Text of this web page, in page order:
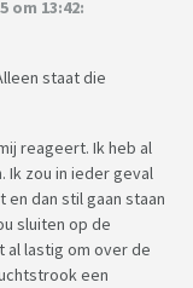
om 13:42:
staat die
reageert. Ik heb al
Ik zou in ieder geval
dan stil gaan staan
sluiten op de
al lastig om over de
een